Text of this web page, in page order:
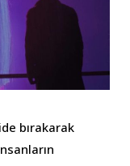
bırakarak